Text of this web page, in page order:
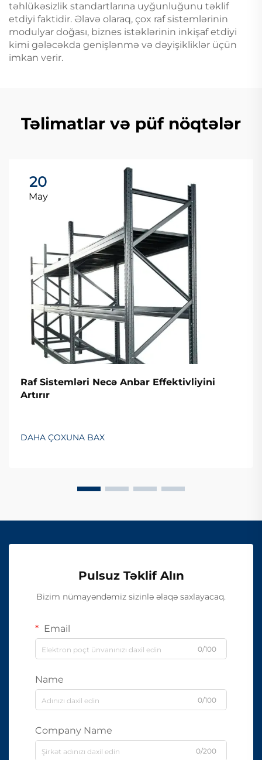
təhlükəsizlik standartlarına uyğunluğunu təklif
etdiyi faktidir. Əlavə olaraq, çox raf sistemlərinin
modulyar doğası, biznes istəklərinin inkişaf etdiyi
kimi gələcəkda genişlənmə və dəyişikliklər üçün
imkan verir.
Təlimatlar və püf nöqtələr
20
May
Raf Sistemləri Necə Anbar Effektivliyini
Artırır
DAHA ÇOXUNA BAX
Pulsuz Təklif Alın
Bizim nümayəndəmiz sizinlə əlaqə saxlayacaq.
Email
0/100
Name
0/100
Company Name
0/200